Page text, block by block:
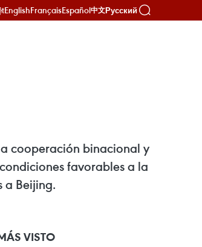
EnglishFrançaisEspañol中文Русский
cooperación binacional y
favorables a la
a Beijing.
VISTO